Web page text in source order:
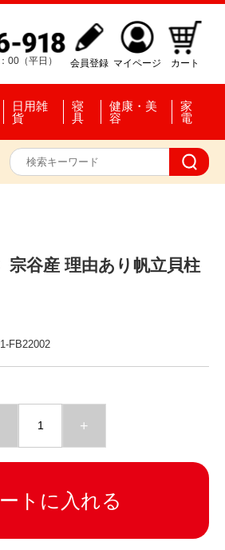
00（平日） 会員登録 マイページ カート
日用雑
貨
寝
具
健康・美
容
家
電
宗谷産 理由あり帆立貝柱
FB22002
+
トに入れる